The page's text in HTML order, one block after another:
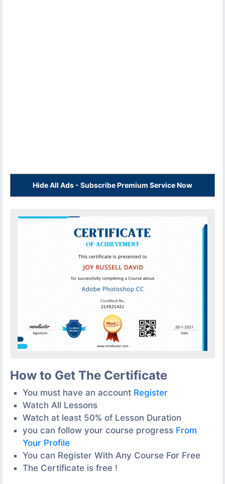
Hide All Ads - Subscribe Premium Service Now
How to Get The Certificate
You must have an account Register
Watch All Lessons
Watch at least 50% of Lesson Duration
you can follow your course progress From
Your Profile
You can Register With Any Course For Free
The Certificate is free !